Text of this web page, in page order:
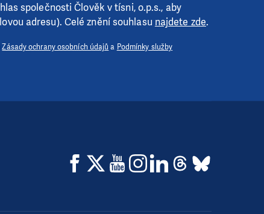
společnosti Člověk v tísni, o.p.s., aby
adresu). Celé znění souhlasu najdete zde.
Zásady ochrany osobních údajů a Podmínky služby